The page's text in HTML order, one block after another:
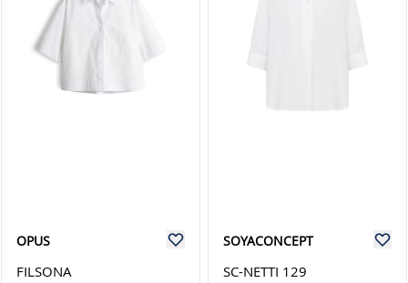
OPUS
FILSONA
SOYACONCEPT
SC-NETTI 129